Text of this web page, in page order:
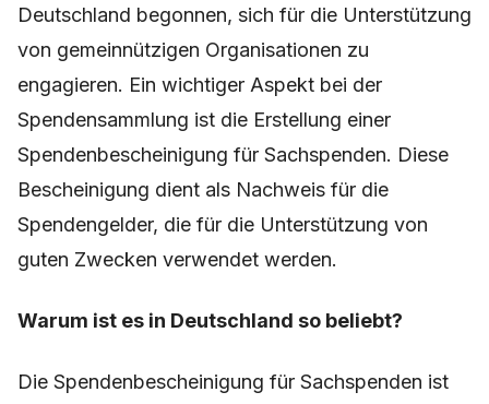
Deutschland begonnen, sich für die Unterstützung
von gemeinnützigen Organisationen zu
engagieren. Ein wichtiger Aspekt bei der
Spendensammlung ist die Erstellung einer
Spendenbescheinigung für Sachspenden. Diese
Bescheinigung dient als Nachweis für die
Spendengelder, die für die Unterstützung von
guten Zwecken verwendet werden.
Warum ist es in Deutschland so beliebt?
Die Spendenbescheinigung für Sachspenden ist